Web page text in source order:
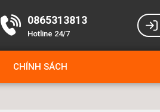
0865313813
Hotline 24/7
CHÍNH SÁCH